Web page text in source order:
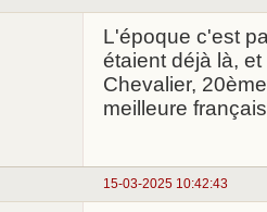
L'époque c'est
étaient déjà là,
Chevalier,
meilleure
15-03-2025 10:42:43